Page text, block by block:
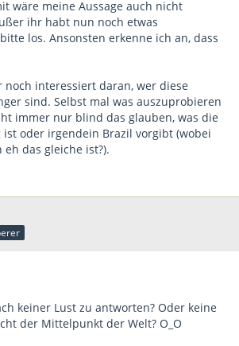
wäre meine Aussage auch nicht
ihr habt nun noch etwas
los. Ansonsten erkenne ich an, dass
noch interessiert daran, wer diese
sind. Selbst mal was auszuprobieren
immer nur blind das glauben, was die
oder irgendein Brazil vorgibt (wobei
das gleiche ist?).
keiner Lust zu antworten? Oder keine
der Mittelpunkt der Welt? O_O